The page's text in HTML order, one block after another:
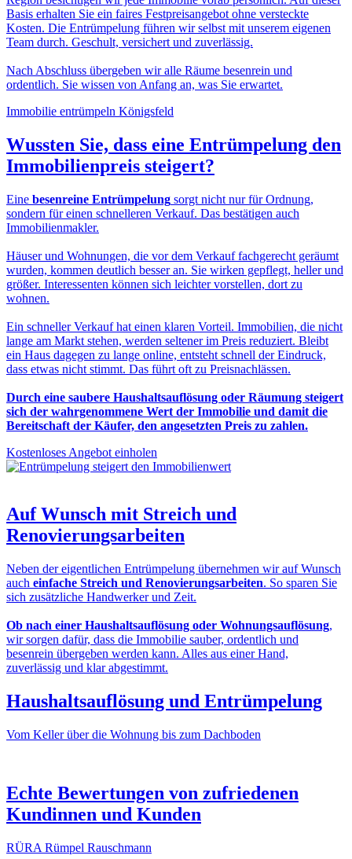
Basis erhalten Sie ein faires Festpreisangebot ohne versteckte
Kosten. Die Entrümpelung führen wir selbst mit unserem eigenen
Team durch. Geschult, versichert und zuverlässig.
Nach Abschluss übergeben wir alle Räume besenrein und
ordentlich. Sie wissen von Anfang an, was Sie erwartet.
Immobilie entrümpeln Königsfeld
Wussten Sie, dass eine Entrümpelung den
Immobilienpreis steigert?
Eine besenreine Entrümpelung sorgt nicht nur für Ordnung,
sondern für einen schnelleren Verkauf. Das bestätigen auch
Immobilienmakler.
Häuser und Wohnungen, die vor dem Verkauf fachgerecht geräumt
wurden, kommen deutlich besser an. Sie wirken gepflegt, heller und
größer. Interessenten können sich leichter vorstellen, dort zu
wohnen.
Ein schneller Verkauf hat einen klaren Vorteil. Immobilien, die nicht
lange am Markt stehen, werden seltener im Preis reduziert. Bleibt
ein Haus dagegen zu lange online, entsteht schnell der Eindruck,
dass etwas nicht stimmt. Das führt oft zu Preisnachlässen.
Durch eine saubere Haushaltsauflösung oder Räumung steigert
sich der wahrgenommene Wert der Immobilie und damit die
Bereitschaft der Käufer, den angesetzten Preis zu zahlen.
Kostenloses Angebot einholen
Auf Wunsch mit Streich und
Renovierungsarbeiten
Neben der eigentlichen Entrümpelung übernehmen wir auf Wunsch
auch einfache Streich und Renovierungsarbeiten. So sparen Sie
sich zusätzliche Handwerker und Zeit.
Ob nach einer Haushaltsauflösung oder Wohnungsauflösung,
wir sorgen dafür, dass die Immobilie sauber, ordentlich und
besenrein übergeben werden kann. Alles aus einer Hand,
zuverlässig und klar abgestimmt.
Haushaltsauflösung und Entrümpelung
Vom Keller über die Wohnung bis zum Dachboden
NACHHER
Echte Bewertungen von zufriedenen
Kundinnen und Kunden
RÜRA Rümpel Rauschmann